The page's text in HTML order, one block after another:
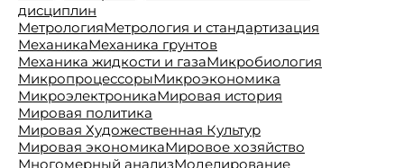
дисциплин
МетрологияМетрология и стандартизация
МеханикаМеханика грунтов
Механика жидкости и газаМикробиология
МикропроцессорыМикроэкономика
МикроэлектроникаМировая история
Мировая политика
Мировая Художественная Культур
Мировая экономикаМировое хозяйство
Многомерный анализМоделирование